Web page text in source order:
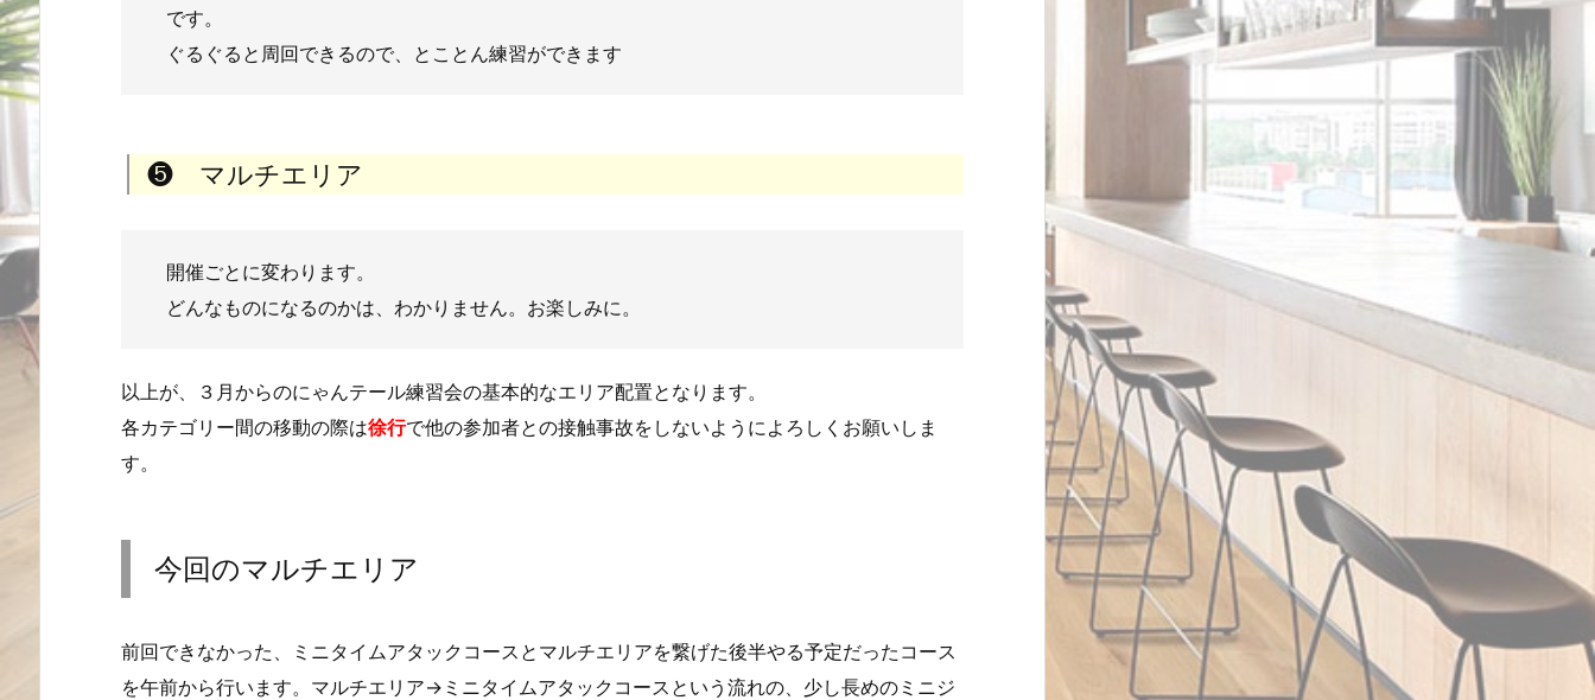
です。
ぐるぐると周回できるので、とことん練習ができます
❺ マルチエリア
開催ごとに変わります。
どんなものになるのかは、わかりません。お楽しみに。
以上が、３月からのにゃんテール練習会の基本的なエリア配置となります。
各カテゴリー間の移動の際は徐行で他の参加者との接触事故をしないようによろしくお願いしま
す。
今回のマルチエリア
前回できなかった、ミニタイムアタックコースとマルチエリアを繋げた後半やる予定だったコース
を午前から行います。マルチエリア→ミニタイムアタックコースという流れの、少し長めのミニジ